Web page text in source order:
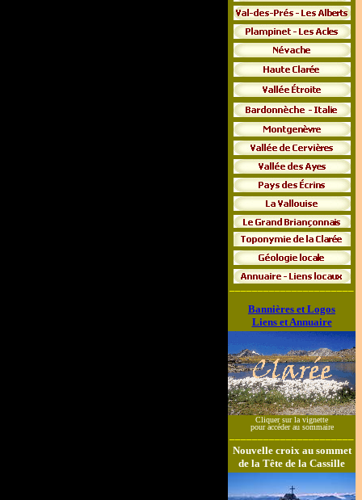
______________________
Bannières et Logos
Liens et Annuaire
Cliquer sur la vignette
pour accéder au sommaire
______________________
Nouvelle croix au sommet
de la Tête de la Cassille